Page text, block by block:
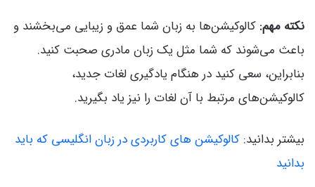
نکته مهم: کالوکیشن‌ها به زبان شما عمق و زیبایی می‌بخشند و
باعث می‌شوند که شما مثل یک زبان مادری صحبت کنید.
بنابراین، سعی کنید در هنگام یادگیری لغات جدید،
کالوکیشن‌های مرتبط با آن لغات را نیز یاد بگیرید.
بیشتر بدانید: کالوکیشن های کاربردی در زبان انگلیسی که باید
بدانید